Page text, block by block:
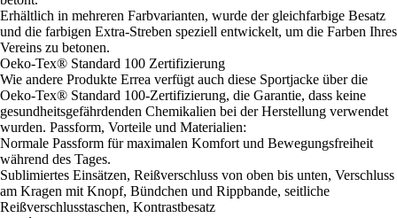
Erhältlich in mehreren Farbvarianten, wurde der gleichfarbige Besatz
und die farbigen Extra-Streben speziell entwickelt, um die Farben Ihres
Vereins zu betonen.
Oeko-Tex® Standard 100 Zertifizierung
Wie andere Produkte Errea verfügt auch diese Sportjacke über die
Oeko-Tex® Standard 100-Zertifizierung, die Garantie, dass keine
gesundheitsgefährdenden Chemikalien bei der Herstellung verwendet
wurden. Passform, Vorteile und Materialien:
Normale Passform für maximalen Komfort und Bewegungsfreiheit
während des Tages.
Sublimiertes Einsätzen, Reißverschluss von oben bis unten, Verschluss
am Kragen mit Knopf, Bündchen und Rippbande, seitliche
Reißverschlusstaschen, Kontrastbesatz